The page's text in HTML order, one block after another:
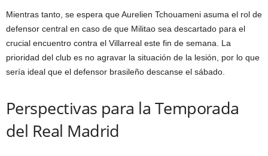
Mientras tanto, se espera que Aurelien Tchouameni asuma el rol de
defensor central en caso de que Militao sea descartado para el
crucial encuentro contra el Villarreal este fin de semana. La
prioridad del club es no agravar la situación de la lesión, por lo que
sería ideal que el defensor brasileño descanse el sábado.
Perspectivas para la Temporada
del Real Madrid